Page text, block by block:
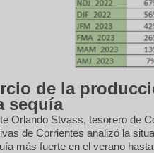
de la
sequía
Orlando Stvass, tesorero de
de Corrientes analizó la
más fuerte en el verano